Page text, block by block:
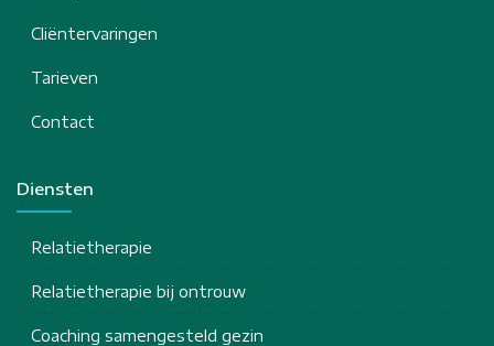
Cliëntervaringen
Tarieven
Contact
Diensten
Relatietherapie
Relatietherapie bij ontrouw
Coaching samengesteld gezin